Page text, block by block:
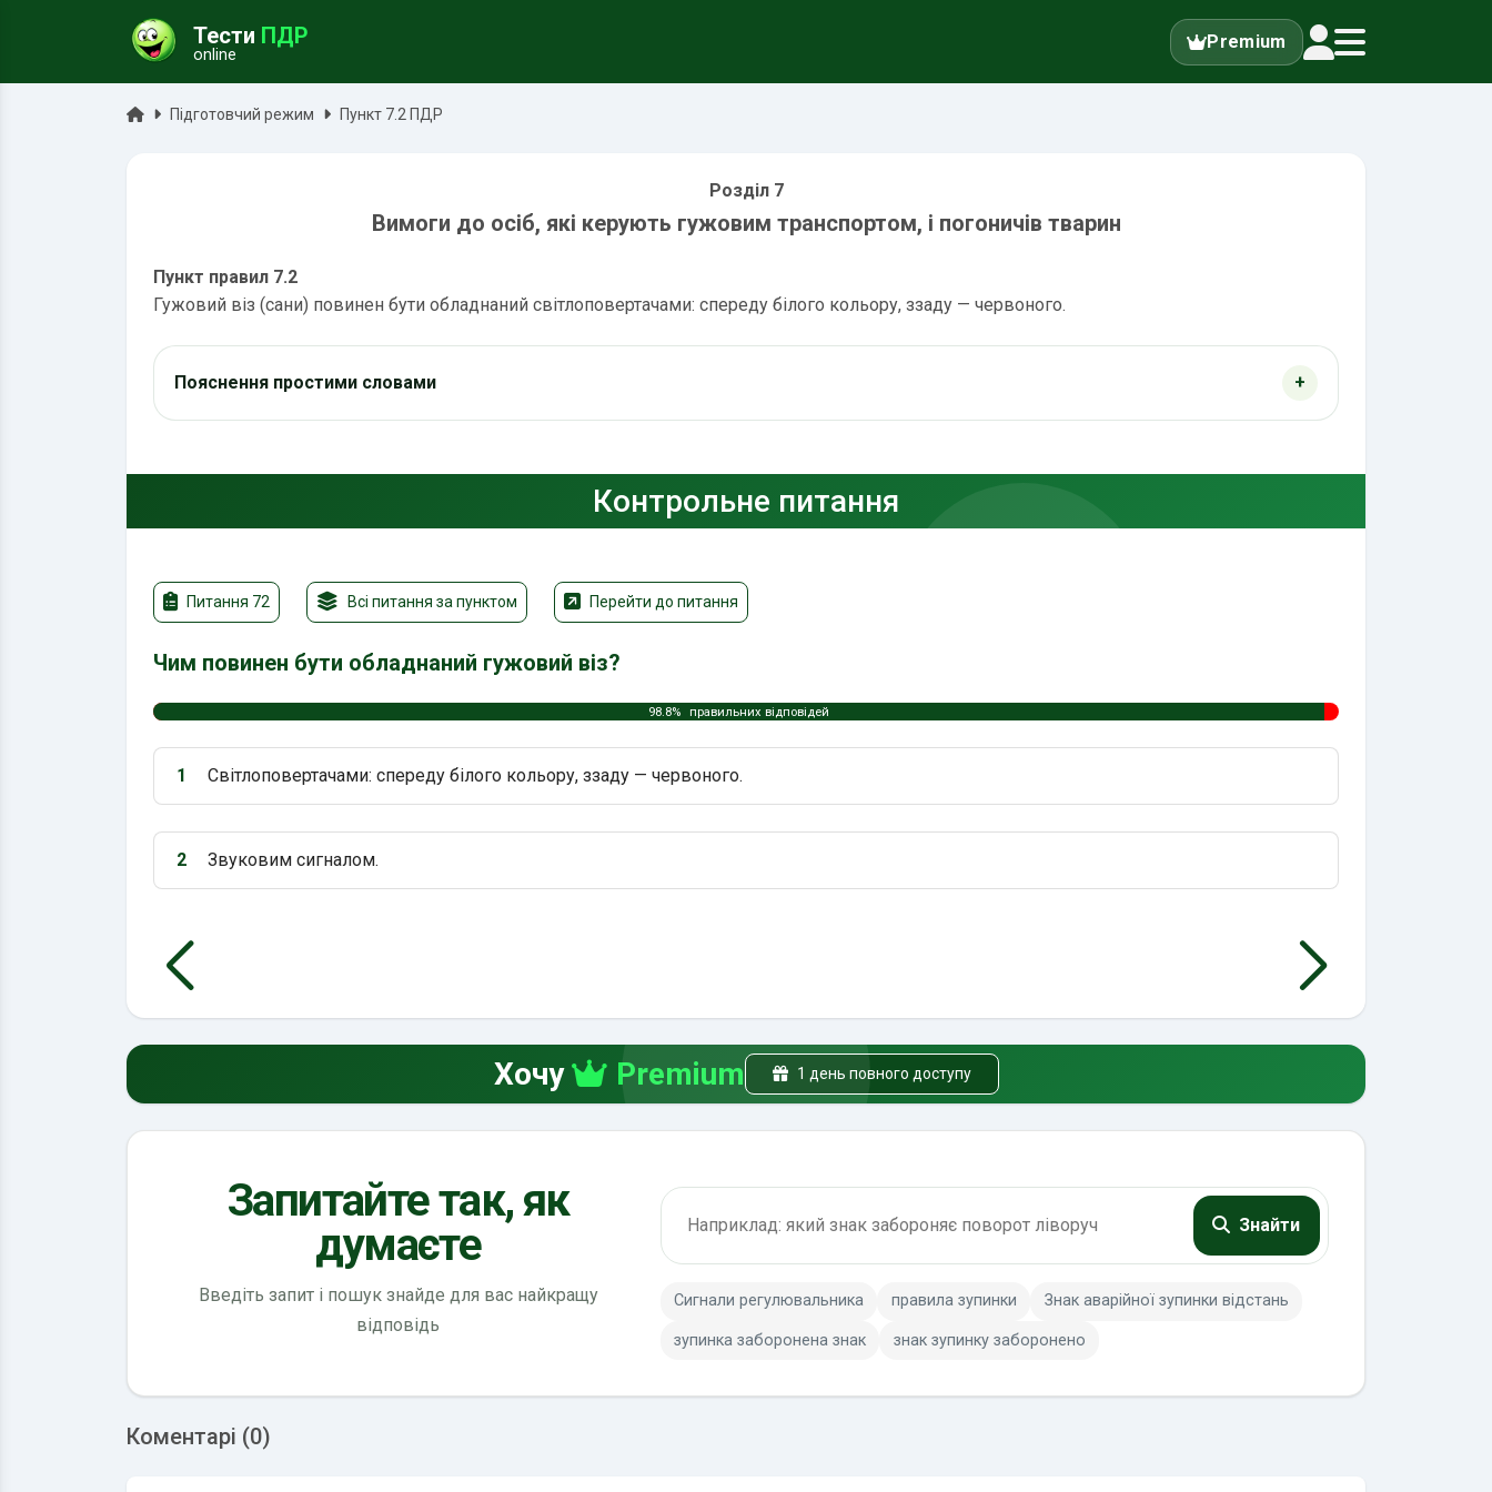
Тести ПДР
online
Premium
ГоловнаПідготовчий режим Пункт 7.2 ПДР
Розділ 7
Вимоги до осіб, які керують гужовим транспортом, і погоничів тварин
Пункт правил 7.2
Гужовий віз (сани) повинен бути обладнаний світлоповертачами: спереду білого кольору, ззаду — червоного.
Пояснення простими словами
Контрольне питання
Питання 72 Всі питання за пунктом Перейти до питання
Чим повинен бути обладнаний гужовий віз?
98.8% правильних відповідей
Варіант 1:
1 Світлоповертачами: спереду білого кольору, ззаду — червоного.
Варіант 2:
2 Звуковим сигналом.
Хочу Premium 1 день повного доступу
Запитайте так, як
думаєте
Введіть запит і пошук знайде для вас найкращу
відповідь
Знайти
Сигнали регулювальника правила зупинки Знак аварійної зупинки відстань
зупинка заборонена знак знак зупинку заборонено
Коментарі (0)